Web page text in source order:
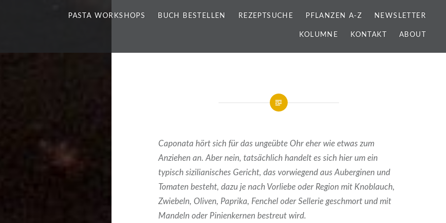
PASTA WORKSHOPS BUCH BESTELLEN REZEPTSUCHE PFLANZEN A-Z NEWSLETTER
KOLUMNE KONTAKT ABOUT
Caponata hört sich für das ungeübte Ohr eher wie etwas zum
Anziehen an. Aber nein, tatsächlich handelt es sich hier um ein
typisch sizilianisches Gericht, das vorwiegend aus Auberginen und
Tomaten besteht, dazu je nach Vorliebe oder Region mit Knoblauch,
Zwiebeln, Oliven, Paprika, Fenchel oder Sellerie geschmort und mit
Mandeln oder Pinienkernen bestreut wird.